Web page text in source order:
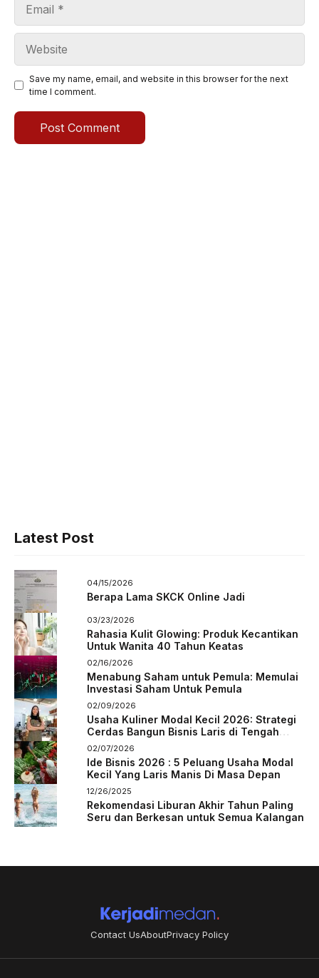
Save my name, email, and website in this browser for the next
time I comment.
Latest Post
04/15/2026
Berapa Lama SKCK Online Jadi
03/23/2026
Rahasia Kulit Glowing: Produk Kecantikan
Untuk Wanita 40 Tahun Keatas
02/16/2026
Menabung Saham untuk Pemula: Memulai
Investasi Saham Untuk Pemula
02/09/2026
Usaha Kuliner Modal Kecil 2026: Strategi
Cerdas Bangun Bisnis Laris di Tengah
Persaingan
02/07/2026
Ide Bisnis 2026 : 5 Peluang Usaha Modal
Kecil Yang Laris Manis Di Masa Depan
12/26/2025
Rekomendasi Liburan Akhir Tahun Paling
Seru dan Berkesan untuk Semua Kalangan
Contact UsAboutPrivacy Policy